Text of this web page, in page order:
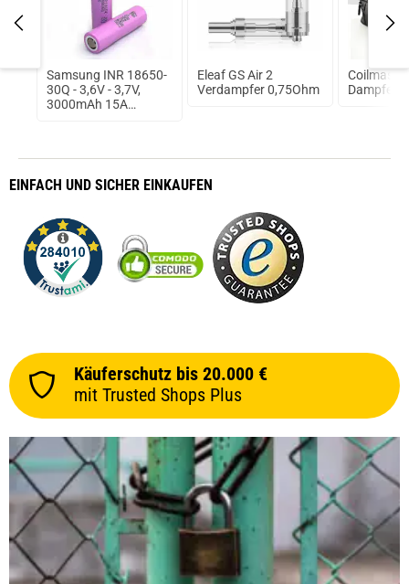
Samsung INR 18650-
30Q - 3,6V - 3,7V,
3000mAh 15A
Eleaf GS Air 2
Verdampfer 0,75Ohm
EINFACH UND SICHER EINKAUFEN
Käuferschutz bis 20.000 €
mit Trusted Shops Plus